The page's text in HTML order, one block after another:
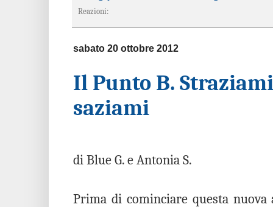
Reazioni:
sabato 20 ottobre 2012
Il Punto B.
saziami
di Blue G. e Antonia S.
Prima di cominciare questa